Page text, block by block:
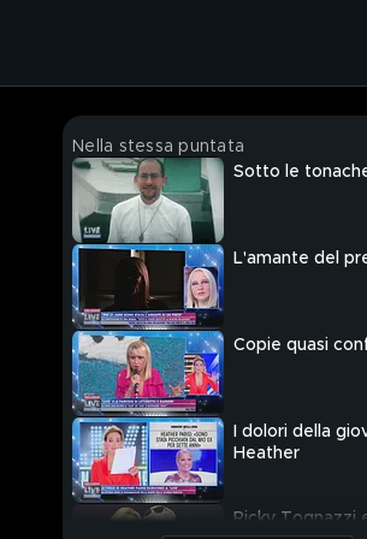
Nella stessa puntata
Sotto le
L'amante del
Copie quasi
I dolori della
Heather
Ricky Tognazzi